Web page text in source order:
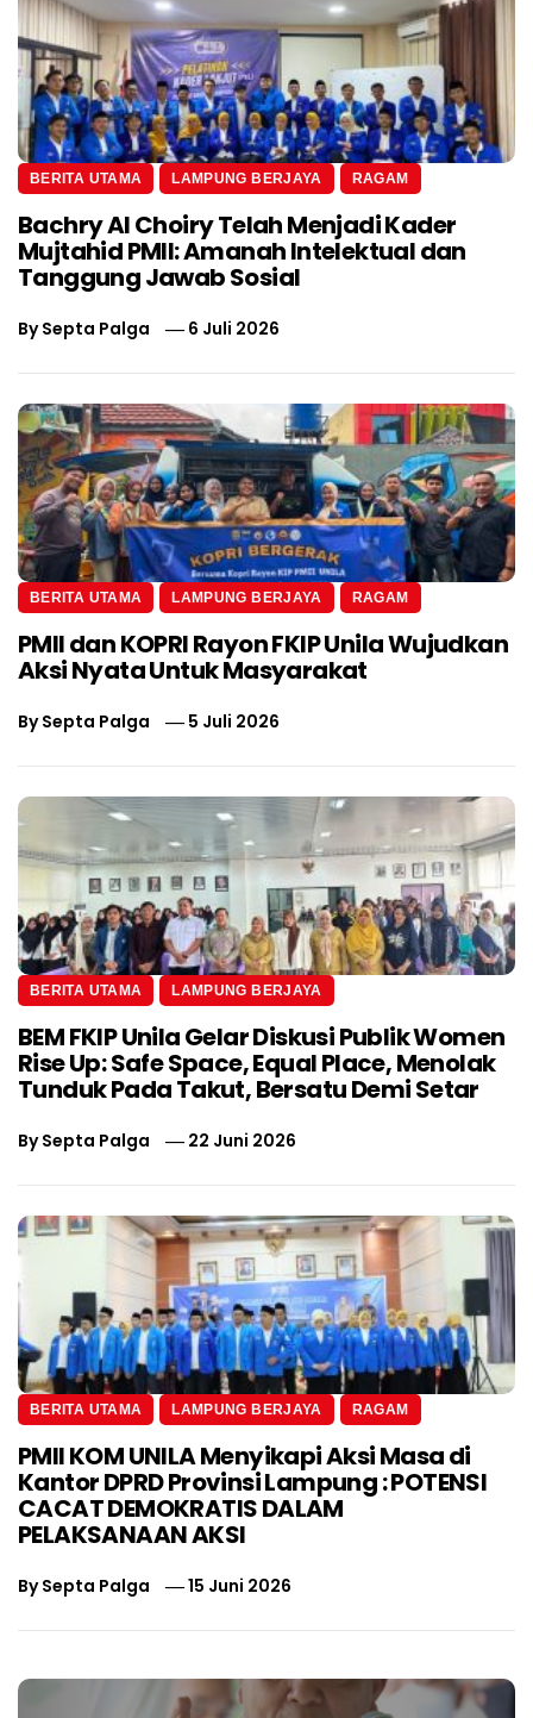
BERITA UTAMA LAMPUNG BERJAYA RAGAM
Bachry Al Choiry Telah Menjadi Kader
Mujtahid PMII: Amanah Intelektual dan
Tanggung Jawab Sosial
BySepta Palga 6 Juli 2026
BERITA UTAMA LAMPUNG BERJAYA RAGAM
PMII dan KOPRI Rayon FKIP Unila Wujudkan
Aksi Nyata Untuk Masyarakat
BySepta Palga 5 Juli 2026
BERITA UTAMA LAMPUNG BERJAYA
BEM FKIP Unila Gelar Diskusi Publik Women
Rise Up: Safe Space, Equal Place, Menolak
Tunduk Pada Takut, Bersatu Demi Setar
BySepta Palga 22 Juni 2026
BERITA UTAMA LAMPUNG BERJAYA RAGAM
PMII KOM UNILA Menyikapi Aksi Masa di
Kantor DPRD Provinsi Lampung : POTENSI
CACAT DEMOKRATIS DALAM
PELAKSANAAN AKSI
BySepta Palga 15 Juni 2026
Navigasi